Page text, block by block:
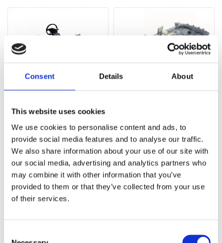
Consent Details About
This website uses cookies
We use cookies to personalise content and ads, to
provide social media features and to analyse our traffic.
We also share information about your use of our site with
our social media, advertising and analytics partners who
may combine it with other information that you’ve
provided to them or that they’ve collected from your use
of their services.
UKŁAD KIEROWNICZY DO OPEL VIVARO